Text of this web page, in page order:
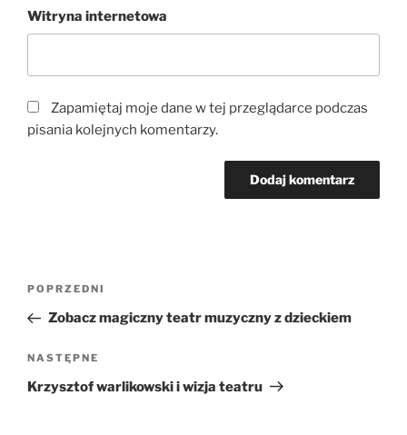
Witryna internetowa
Zapamiętaj moje dane w tej przeglądarce podczas
pisania kolejnych komentarzy.
Nawigacja
Poprzedni
wpis
POPRZEDNI
Zobacz magiczny teatr muzyczny z dzieckiem
Następny
wpis
NASTĘPNE
Krzysztof warlikowski i wizja teatru